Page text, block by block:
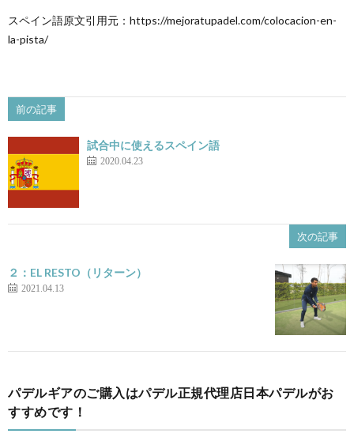
スペイン語原文引用元：https://mejoratupadel.com/colocacion-en-
la-pista/
前の記事
試合中に使えるスペイン語
2020.04.23
次の記事
２：EL RESTO（リターン）
2021.04.13
パデルギアのご購入はパデル正規代理店日本パデルがお
すすめです！